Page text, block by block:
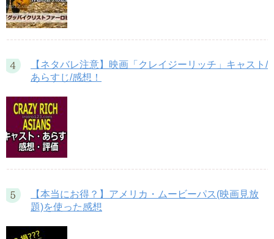
【ネタバレ注意】映画「クレイジーリッチ」キャスト/
あらすじ/感想！
【本当にお得？】アメリカ・ムービーパス(映画見放
題)を使った感想